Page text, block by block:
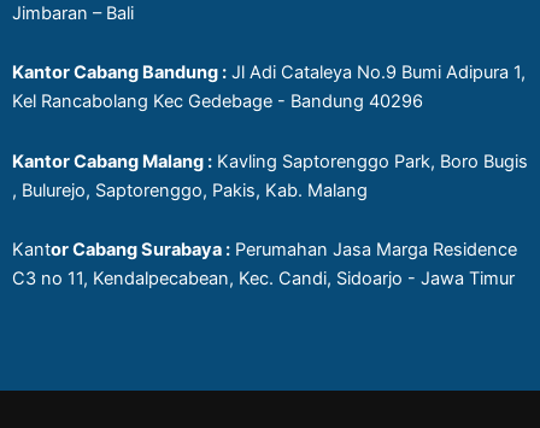
Jimbaran – Bali
Kantor Cabang Bandung : Jl Adi Cataleya No.9 Bumi Adipura 1,
Kel Rancabolang Kec Gedebage - Bandung 40296
Kantor Cabang Malang : Kavling Saptorenggo Park, Boro Bugis
, Bulurejo, Saptorenggo, Pakis, Kab. Malang
Kantor Cabang Surabaya : Perumahan Jasa Marga Residence
C3 no 11, Kendalpecabean, Kec. Candi, Sidoarjo - Jawa Timur